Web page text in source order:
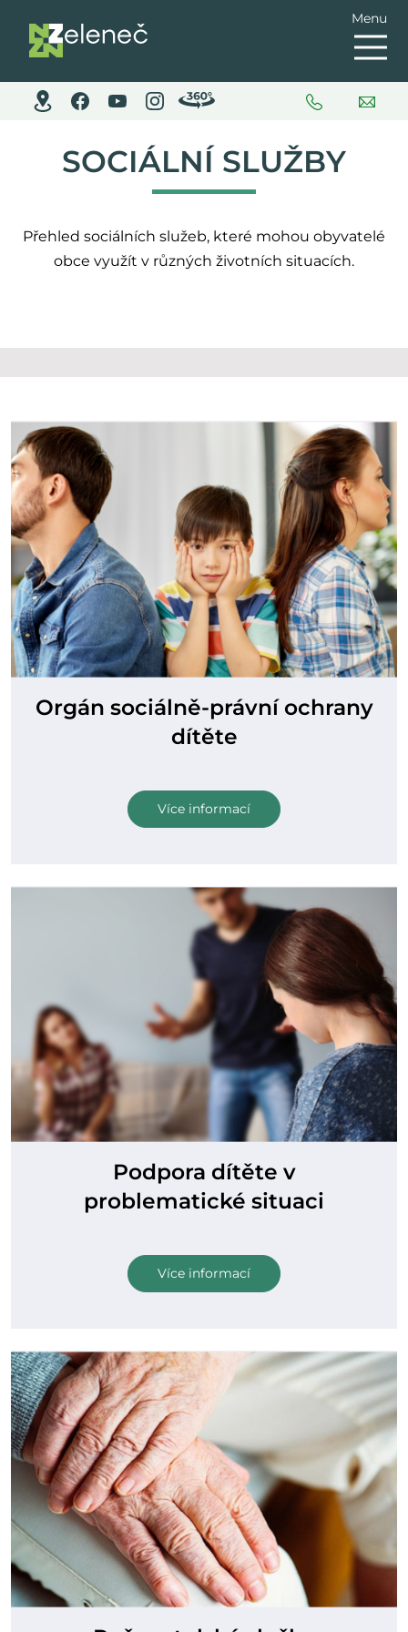
Menu
SOCIÁLNÍ SLUŽBY
Přehled sociálních služeb, které mohou obyvatelé
obce využít v různých životních situacích.
Orgán sociálně-právní ochrany
dítěte
Více informací
Podpora dítěte v
problematické situaci
Více informací